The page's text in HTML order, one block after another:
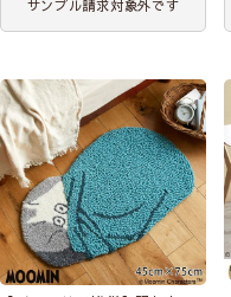
サンプル請求対象外です